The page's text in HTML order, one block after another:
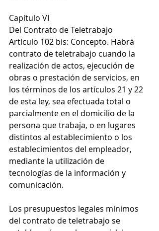
Capítulo VI
Del Contrato de Teletrabajo
Artículo 102 bis: Concepto. Habrá
contrato de teletrabajo cuando la
realización de actos, ejecución de
obras o prestación de servicios, en
los términos de los artículos 21 y 22
de esta ley, sea efectuada total o
parcialmente en el domicilio de la
persona que trabaja, o en lugares
distintos al establecimiento o los
establecimientos del empleador,
mediante la utilización de
tecnologías de la información y
comunicación.
Los presupuestos legales mínimos
del contrato de teletrabajo se